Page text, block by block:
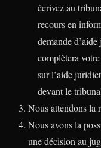
écrivez au
recours en
demande
complètera
sur l’aide
devant le
Nous attendons la
Nous avons la
une décision au